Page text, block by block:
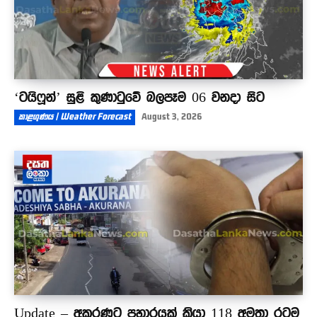
‘ටයිෆූන්’ සුළි කුණාටුවේ බලපෑම 06 වනදා සිට
කාළගුණය | Weather Forecast August 3, 2026
Update – අකුරණට ප්‍රහාරයක් කියා 118 අමතා රටම